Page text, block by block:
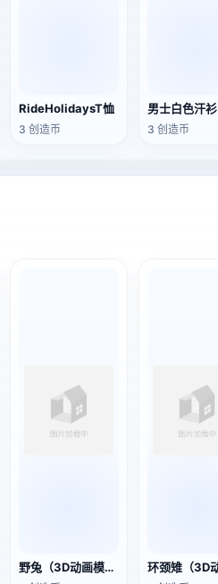
RideHolidaysT恤
3 创造币
男士白色汗衫
3 创造币
野兔（3D动画模型）